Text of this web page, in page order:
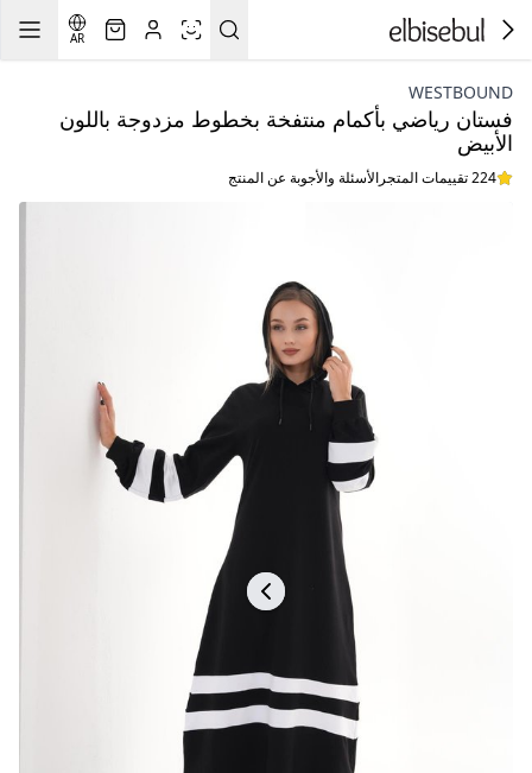
AR
WESTBOUND
فستان رياضي بأكمام منتفخة بخطوط مزدوجة باللون
الأبيض
224 تقييمات المتجر الأسئلة والأجوبة عن المنتج